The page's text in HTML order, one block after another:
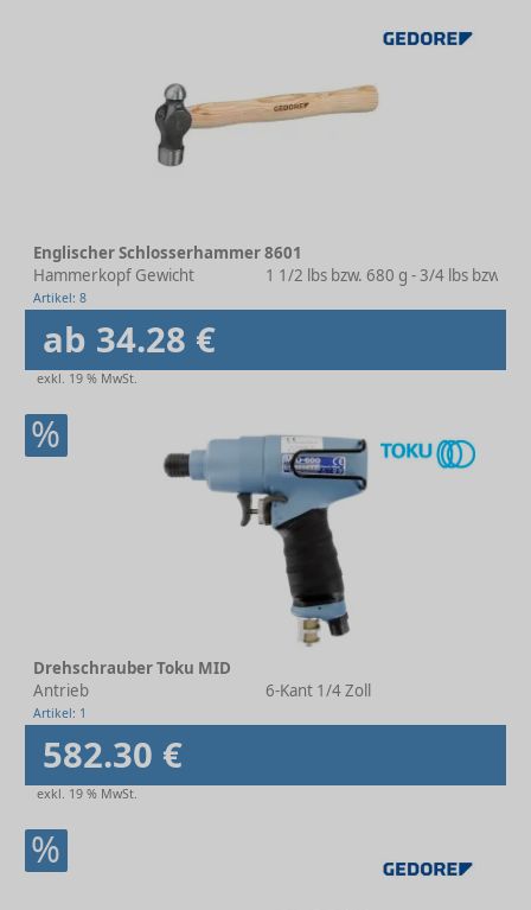
Englischer Schlosserhammer 8601
Hammerkopf Gewicht
1 1/2 lbs bzw. 680 g - 3/4 lbs bzw.
Artikel: 8
ab 34.28 €
exkl. 19 % MwSt.
%
Drehschrauber Toku MID
Antrieb
6-Kant 1/4 Zoll
Artikel: 1
582.30 €
exkl. 19 % MwSt.
%